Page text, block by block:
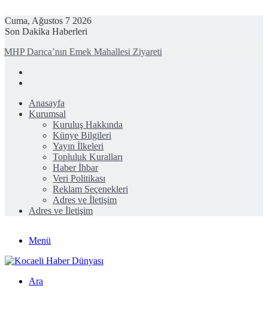
Cuma, Ağustos 7 2026
Son Dakika Haberleri
MHP Darıca’nın Emek Mahallesi Ziyareti
Anasayfa
Kurumsal
Kuruluş Hakkında
Künye Bilgileri
Yayın İlkeleri
Topluluk Kuralları
Haber İhbar
Veri Politikası
Reklam Seçenekleri
Adres ve İletişim
Adres ve İletişim
Menü
Ara